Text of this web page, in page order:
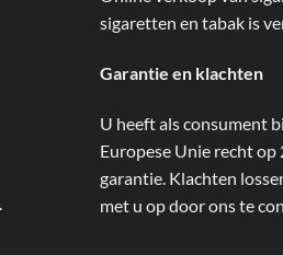
sigaretten en tabak is
Garantie en klachten
U heeft als consument
Europese Unie recht op
garantie. Klachten
met u op door ons te